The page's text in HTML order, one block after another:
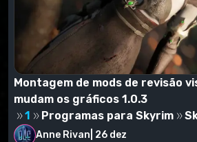
Montagem de mods de revisão
mudam os gráficos 1.0.3
1
Programas para Skyrim
Anne Rivan 26 dez